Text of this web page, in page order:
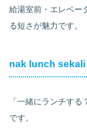
給湯室前・エレベー
る短さが魅力です。
nak lunch sekali
「一緒にランチす
です。